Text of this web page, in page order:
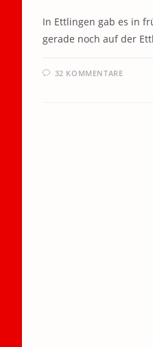
In Ettlingen gab es in
gerade noch auf der
32 KOMMENTARE